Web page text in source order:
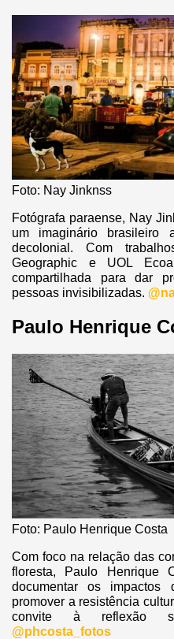
Foto: Nay Jinknss
Fotógrafa paraense, Nay
um imaginário brasileiro
decolonial. Com
Geographic e UOL
compartilhada para dar
pessoas invisibilizadas.
Paulo Henrique
Foto: Paulo Henrique Costa
Com foco na relação das
floresta, Paulo Henrique
documentar os impactos
promover a resistência
convite à reflexão
@phcosta_fotos